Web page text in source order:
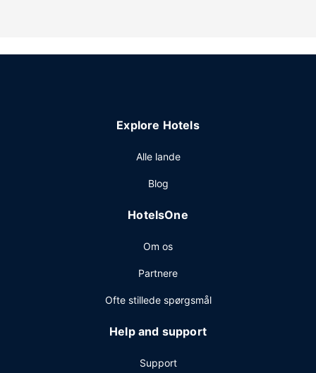
gratis trådløs internetadgang, pejs i lobbyen og festsal.
timer). Tag forbi baren/loungen, hvor du kan slukke tørsten
bestilling tilbydes mod gebyr dagligt fra kl. 06.30 til kl.
Gæsterne har blandt andet adgang til gratis
forretningscenter og hurtig udtjekning. Gratis selvstændig
Explore Hotels
Alle lande
Blog
HotelsOne
Om os
Partnere
Ofte stillede spørgsmål
Help and support
Support